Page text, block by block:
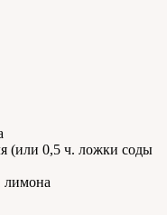
(или 0,5 ч. ложки соды
лимона